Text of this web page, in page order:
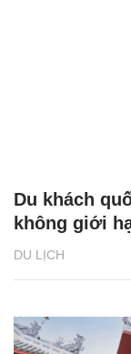
DU LỊCH
Du khách
không giới